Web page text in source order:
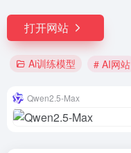
打开网站
Ai训练模型 # AI网站
Qwen2.5-Max